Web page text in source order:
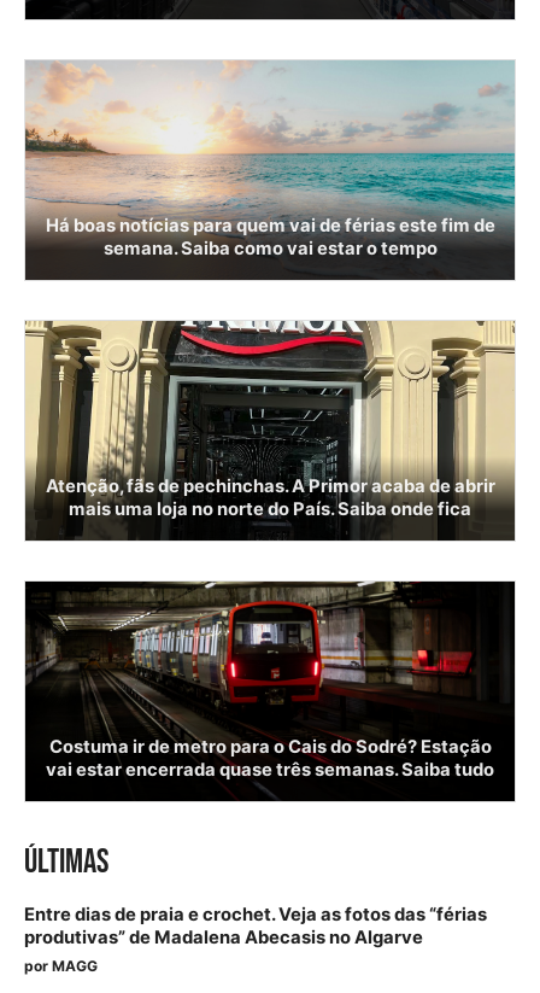
Há boas notícias para quem vai de férias este fim de
semana. Saiba como vai estar o tempo
Atenção, fãs de pechinchas. A Primor acaba de abrir
mais uma loja no norte do País. Saiba onde fica
Costuma ir de metro para o Cais do Sodré? Estação
vai estar encerrada quase três semanas. Saiba tudo
ÚLTIMAS
Entre dias de praia e crochet. Veja as fotos das “férias
produtivas” de Madalena Abecasis no Algarve
por MAGG